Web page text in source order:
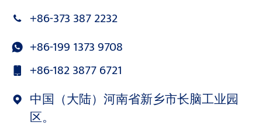
+86-373 387 2232
+86-199 1373 9708
+86-182 3877 6721
中国（大陆）河南省新乡市长脑工业园
区。